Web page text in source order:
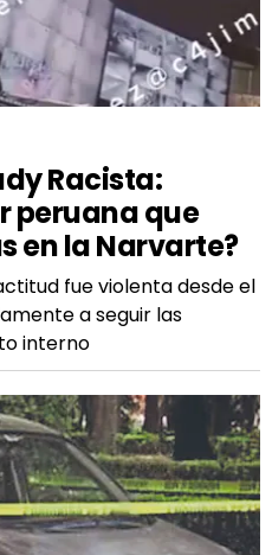
Racista:
peruana que
en la Narvarte?
fue violenta desde el
a seguir las
interno